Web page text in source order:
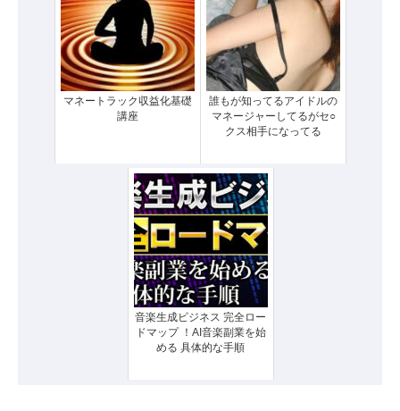
マネートラック収益化基礎
講座
誰もが知ってるアイドルの
マネージャーしてるがセ○
クス相手になってる
音楽生成ビジネス 完全ロー
ドマップ ！AI音楽副業を始
める 具体的な手順